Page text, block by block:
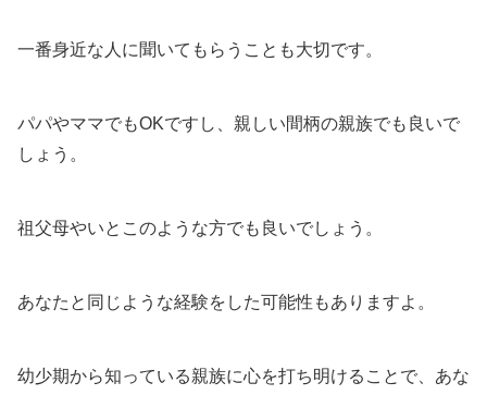
一番身近な人に聞いてもらうことも大切です。
パパやママでもOKですし、親しい間柄の親族でも良いで
しょう。
祖父母やいとこのような方でも良いでしょう。
あなたと同じような経験をした可能性もありますよ。
幼少期から知っている親族に心を打ち明けることで、あな